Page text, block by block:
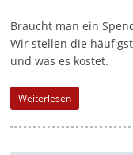
z
i
Braucht man ein
Wir stellen die
und was es kostet.
Weiterlesen